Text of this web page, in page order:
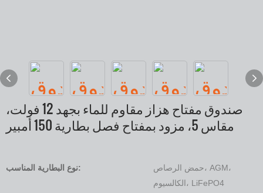
صندوق مفتاح هزاز مقاوم للماء بجهد 12 فولت،
مقاس 5، مزود بمفتاح فصل بطارية 150 أمبير
نوع البطارية المناسب:
حمض الرصاص، AGM،
الكالسيوم، LiFePO4